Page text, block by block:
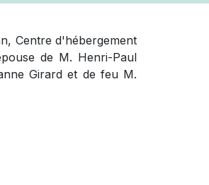
Centre d'hébergement
de M. Henri-Paul
Girard et de feu M.